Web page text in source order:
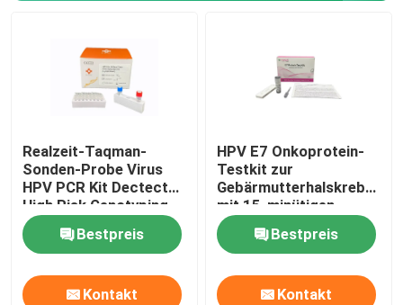
Realzeit-Taqman-
Sonden-Probe Virus
HPV PCR Kit Dectect
High Risk Genotyping
HPV
Bestpreis
Kontakt
HPV E7 Onkoprotein-
Testkit zur
mit 15-minütigen
Ergebnissen,
Selbstanwendung und
direkter
Krebszellprotein-
Detektion
Bestpreis
Kontakt